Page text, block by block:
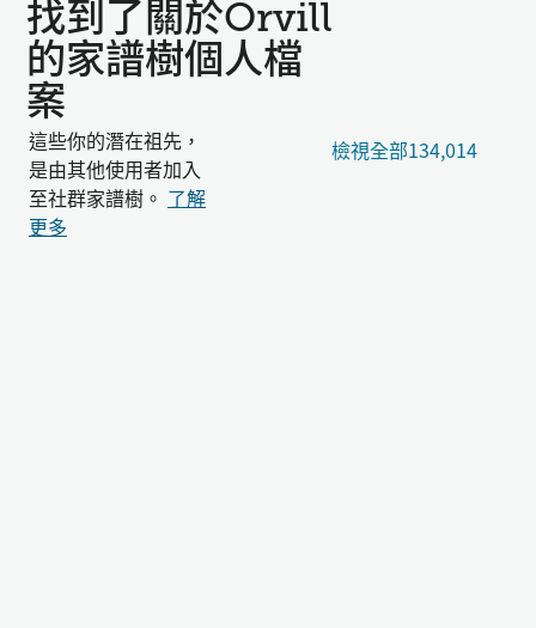
找到了關於Orvill
的家譜樹個人檔
案
這些你的潛在祖先，
是由其他使用者加入
至社群家譜樹。 了解
更多
檢視全部134,014